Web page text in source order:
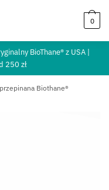
0
BioThane® z USA |
250 zł
Biothane®